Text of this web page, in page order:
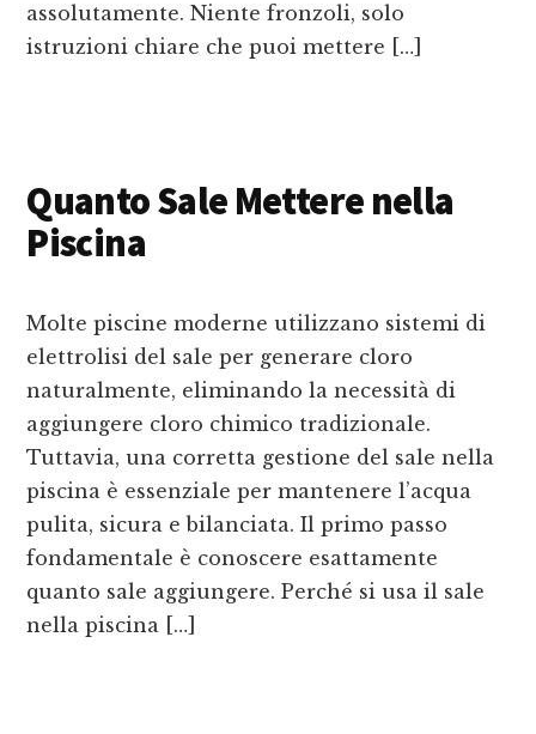
assolutamente. Niente fronzoli, solo
istruzioni chiare che puoi mettere […]
Quanto Sale Mettere nella
Piscina
Molte piscine moderne utilizzano sistemi di
elettrolisi del sale per generare cloro
naturalmente, eliminando la necessità di
aggiungere cloro chimico tradizionale.
Tuttavia, una corretta gestione del sale nella
piscina è essenziale per mantenere l’acqua
pulita, sicura e bilanciata. Il primo passo
fondamentale è conoscere esattamente
quanto sale aggiungere. Perché si usa il sale
nella piscina […]